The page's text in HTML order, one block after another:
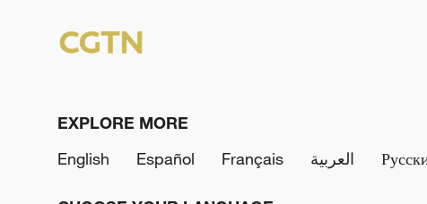
i
EXPLORE MORE
English
Español Français العربية